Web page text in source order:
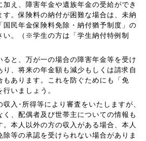
え、障害年金や遺族年金の受給ができ
す。保険料の納付が困難な場合は、未納
国民年金保険料免除・納付猶予制度」の
い。（※学生の方は「学生納付特例制
ると、万が一の場合の障害年金等を受け
り、将来の年金額も減少もしくは請求自
もあります。これを防ぐためにも「免
いましょう。
入･所得等により審査をいたしますが、
く、配偶者及び世帯主についての情報も
本人以外の方の収入がある場合、本人
等の承認を受けられない場合がありま